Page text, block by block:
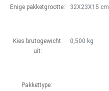
Enige pakketgrootte: 32X23X15 cm
Kies brutogewicht
uit:
0,500 kg
Pakkettype: